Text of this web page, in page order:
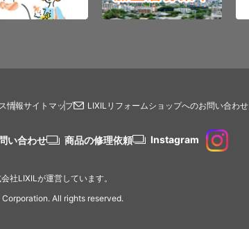
情報サイトマップ LIXILリフォームショップへのお問い合わせ
い合わせ 商品の修理依頼 Instagram
社LIXILが運営しています。
All rights reserved.